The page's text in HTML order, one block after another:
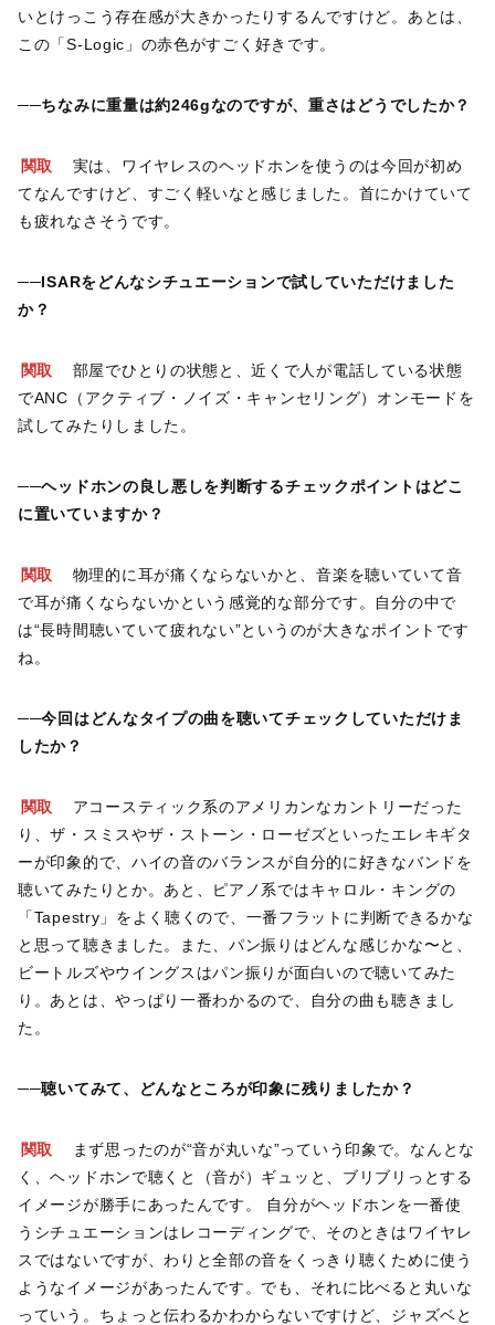
いとけっこう存在感が大きかったりするんですけど。あとは、
この「S-Logic」の赤色がすごく好きです。
──ちなみに重量は約246gなのですが、重さはどうでしたか？
関取
実は、ワイヤレスのヘッドホンを使うのは今回が初め
てなんですけど、すごく軽いなと感じました。首にかけていて
も疲れなさそうです。
──ISARをどんなシチュエーションで試していただけました
か？
関取
部屋でひとりの状態と、近くで人が電話している状態
でANC（アクティブ・ノイズ・キャンセリング）オンモードを
試してみたりしました。
──ヘッドホンの良し悪しを判断するチェックポイントはどこ
に置いていますか？
関取
物理的に耳が痛くならないかと、音楽を聴いていて音
で耳が痛くならないかという感覚的な部分です。自分の中で
は“長時間聴いていて疲れない”というのが大きなポイントです
ね。
──今回はどんなタイプの曲を聴いてチェックしていただけま
したか？
関取
アコースティック系のアメリカンなカントリーだった
り、ザ・スミスやザ・ストーン・ローゼズといったエレキギタ
ーが印象的で、ハイの音のバランスが自分的に好きなバンドを
聴いてみたりとか。あと、ピアノ系ではキャロル・キングの
「Tapestry」をよく聴くので、一番フラットに判断できるかな
と思って聴きました。また、パン振りはどんな感じかな〜と、
ビートルズやウイングスはパン振りが面白いので聴いてみた
り。あとは、やっぱり一番わかるので、自分の曲も聴きまし
た。
──聴いてみて、どんなところが印象に残りましたか？
関取
まず思ったのが“音が丸いな”っていう印象で。なんとな
く、ヘッドホンで聴くと（音が）ギュッと、ブリブリっとする
イメージが勝手にあったんです。 自分がヘッドホンを一番使
うシチュエーションはレコーディングで、そのときはワイヤレ
スではないですが、わりと全部の音をくっきり聴くために使う
ようなイメージがあったんです。でも、それに比べると丸いな
っていう。ちょっと伝わるかわからないですけど、ジャズベと